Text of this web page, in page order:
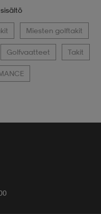
Miesten golftakit
Golfvaatteet Takit